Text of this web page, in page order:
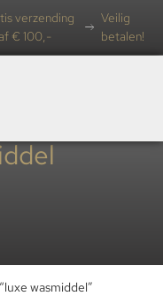
verzending
€ 100,-
Veilig
betalen!
wasmiddel”